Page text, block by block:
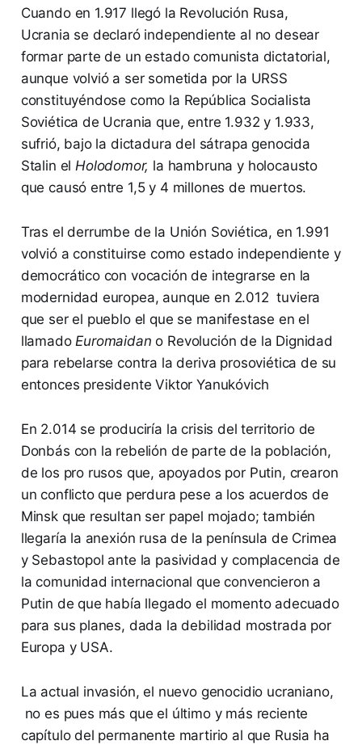
Cuando en 1.917 llegó la Revolución Rusa,
Ucrania se declaró independiente al no desear
formar parte de un estado comunista dictatorial,
aunque volvió a ser sometida por la URSS
constituyéndose como la República Socialista
Soviética de Ucrania que, entre 1.932 y 1.933,
sufrió, bajo la dictadura del sátrapa genocida
Stalin elHolodomor, la hambruna y holocausto
que causó entre 1,5 y 4 millones de muertos.
Tras el derrumbe de la Unión Soviética, en 1.991
volvió a constituirse como estado independiente y
democrático con vocación de integrarse en la
modernidad europea, aunque en 2.012 tuviera
que ser el pueblo el que se manifestase en el
llamadoEuromaidan o Revolución de la Dignidad
para rebelarse contra la deriva prosoviética de su
entonces presidente Viktor Yanukóvich
En 2.014 se produciría la crisis del territorio de
Donbás con la rebelión de parte de la población,
de los pro rusos que, apoyados por Putin, crearon
un conflicto que perdura pese a los acuerdos de
Minsk que resultan ser papel mojado; también
llegaría la anexión rusa de la península de Crimea
y Sebastopol ante la pasividad y complacencia de
la comunidad internacional que convencieron a
Putin de que había llegado el momento adecuado
para sus planes, dada la debilidad mostrada por
Europa y USA.
La actual invasión, el nuevo genocidio ucraniano,
no es pues más que el último y más reciente
capítulo del permanente martirio al que Rusia ha